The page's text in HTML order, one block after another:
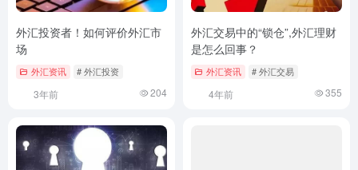
外汇投资者！如何评价外汇市
场
外汇资讯 # 外汇投资
3年前 204
外汇交易中的“锁仓”,外汇理财
是怎么回事？
外汇资讯 # 外汇交易
4年前 355